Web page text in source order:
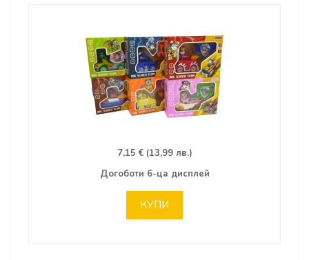
7,15 € (13,99 лв.)
Догоботи 6-ца дисплей
КУПИ